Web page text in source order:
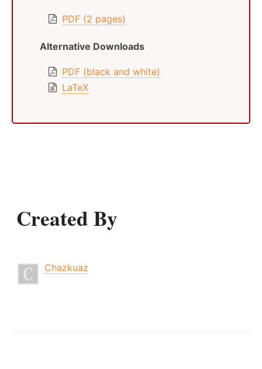
PDF (2 pages)
Alternative Downloads
PDF (black and white)
LaTeX
Created By
Chazkuaz